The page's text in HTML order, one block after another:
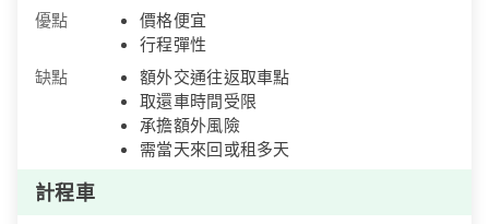
優點
價格便宜
行程彈性
缺點
額外交通往返取車點
取還車時間受限
承擔額外風險
需當天來回或租多天
計程車